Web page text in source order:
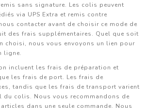
sans signature. Les colis peuvent
via UPS Extra et remis contre
contacter avant de choisir ce mode de
des frais supplémentaires. Quel que soit
choisi, nous vous envoyons un lien pour
ligne.
incluent les frais de préparation et
les frais de port. Les frais de
tandis que les frais de transport varient
colis. Nous vous recommandons de
dans une seule commande. Nous